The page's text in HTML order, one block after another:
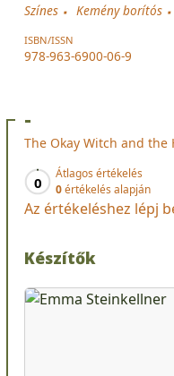
Színes Kemény borítós
ISBN/ISSN
978-963-6900-06-9
-
The Okay Witch and the
0
Átlagos értékelés
0értékelés alapján
Az értékeléshez lépj
Készítők